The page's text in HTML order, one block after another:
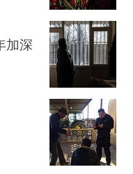
加深